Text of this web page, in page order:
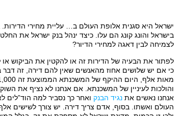
ישראל היא סגנית אלופת העולם ב… עליית מחירי הדירות.
בישראל והונג קונג הם עלו. כיצד ינהל בנק ישראל את
לצמיחה לבין דאגה למחירי הדיור?
לפתור את הבעיה של הדירות זה או להקטין את הביקוש או
כי אם יש שלושים אחוז מהאנשים שאין להם דירה, זה דבר
והולכות לעיניין של המשכנתא. אם אנחנו לא נציף את
אנחנו נאשים את נגיד הבנק ואחר כך נסביר למה הוד”לים
העולם ואשתו. בסוף, אדם צריך דירה. יש צורך לשישים